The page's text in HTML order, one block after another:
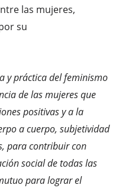
las mujeres,
su
y práctica del feminismo
de las mujeres que
positivas y a la
a cuerpo, subjetividad
para contribuir con
social de todas las
para lograr el